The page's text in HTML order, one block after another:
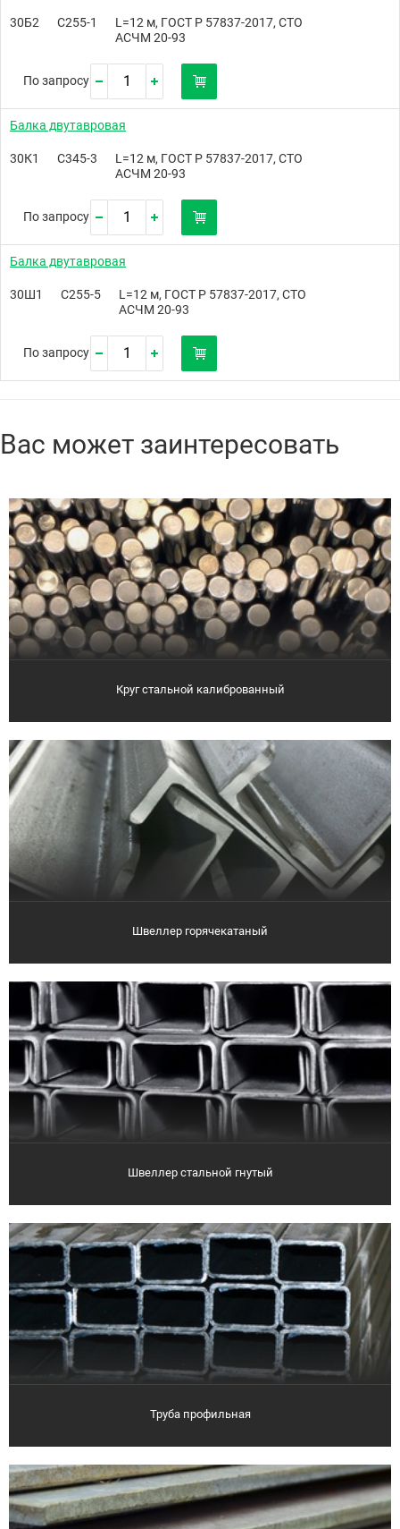
30Б2 С255-1
L=12 м, ГОСТ Р 57837-2017, СТО
АСЧМ 20-93
По запросу
Балка двутавровая
30К1 С345-3
L=12 м, ГОСТ Р 57837-2017, СТО
АСЧМ 20-93
По запросу
Балка двутавровая
30Ш1 С255-5
L=12 м, ГОСТ Р 57837-2017, СТО
АСЧМ 20-93
По запросу
Вас может заинтересовать
Круг стальной калиброванный
Швеллер горячекатаный
Швеллер стальной гнутый
Труба профильная